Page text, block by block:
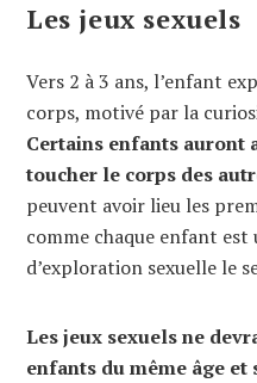
Les jeux sexuels
Vers 2 à 3 ans, l’enfant
corps, motivé par la
Certains enfants auront
toucher le corps des
peuvent avoir lieu les
comme chaque enfant est
d’exploration sexuelle le
Les jeux sexuels ne
enfants du même âge et